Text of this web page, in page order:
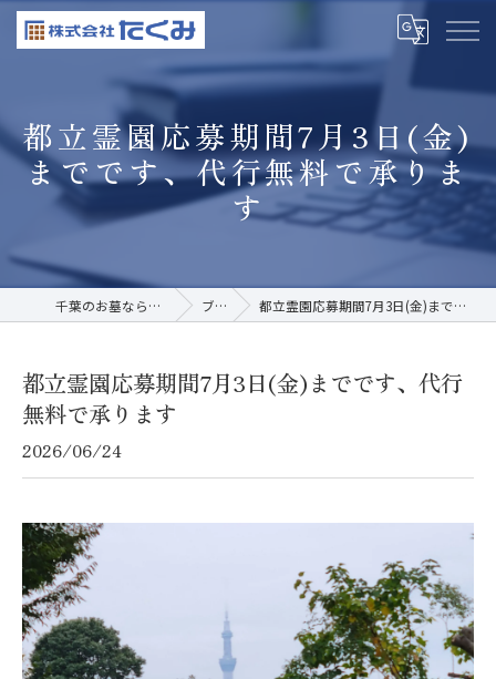
都立霊園応募期間7月3日(金)
までです、代行無料で承りま
す
千葉のお墓なら株式会社たくみ ブログ 都立霊園応募期間7月3日(金)までです、代行無料で承ります
都立霊園応募期間7月3日(金)までです、代行
無料で承ります
2026/06/24